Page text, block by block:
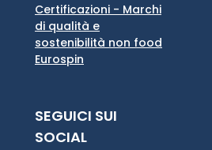
Certificazioni - Marchi
di qualità e
sostenibilità non food
Eurospin
SEGUICI SUI
SOCIAL